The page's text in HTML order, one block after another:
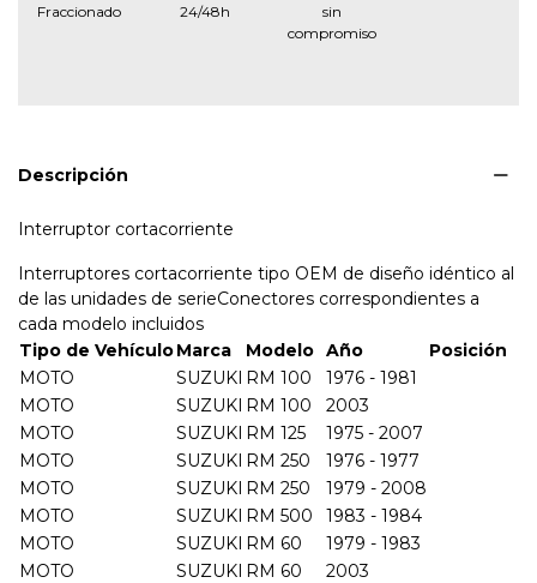
Fraccionado
24/48h
sin
compromiso
Descripción
Interruptor cortacorriente
Interruptores cortacorriente tipo OEM de diseño idéntico al
de las unidades de serieConectores correspondientes a
cada modelo incluidos
Tipo de VehículoMarca Modelo Año
Posición
MOTO
SUZUKI RM 100
1976 - 1981
MOTO
SUZUKI RM 100
2003
MOTO
SUZUKI RM 125
1975 - 2007
MOTO
SUZUKI RM 250
1976 - 1977
MOTO
SUZUKI RM 250
1979 - 2008
MOTO
SUZUKI RM 500
1983 - 1984
MOTO
SUZUKI RM 60
1979 - 1983
MOTO
SUZUKI RM 60
2003